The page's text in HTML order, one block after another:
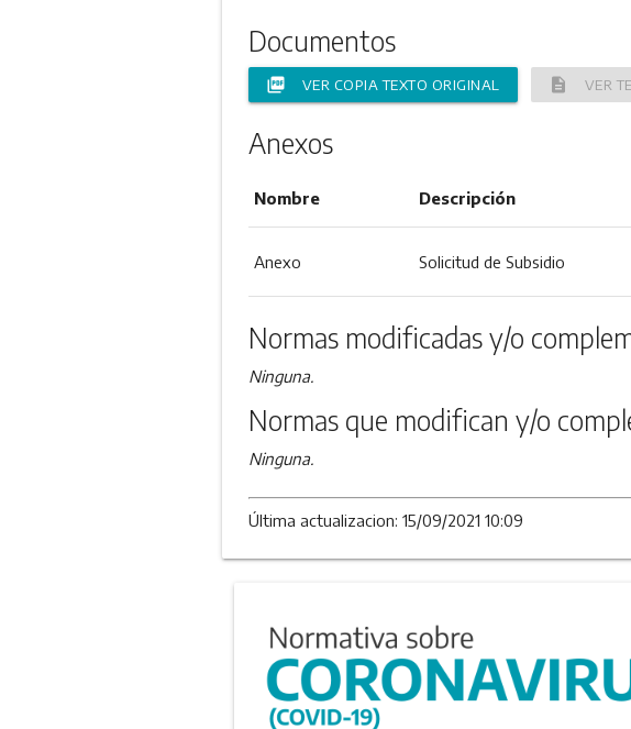
Documentos
picture_as_pdf VER COPIA TEXTO ORIGINAL description VER
Anexos
Nombre Descripción
Anexo Solicitud de Subsidio
Normas modificadas y/o
Ninguna.
Normas que modifican y/o
Ninguna.
Última actualizacion: 15/09/2021 10:09